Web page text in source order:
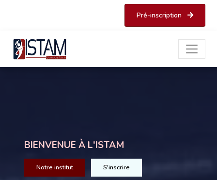
Pré-inscription
BIENVENUE À L'ISTAM
Notre institut S'inscrire